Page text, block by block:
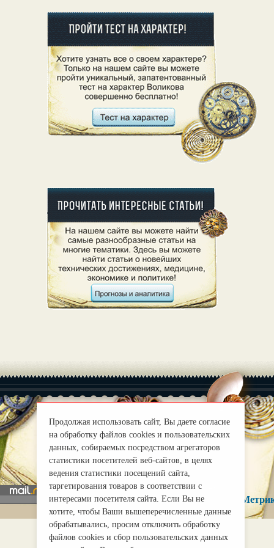
|
mirprognoz@mail.ru
Продолжая использовать сайт, Вы даете согласие
на обработку файлов cookies и пользовательских
данных, собираемых посредством агрегаторов
статистики посетителей веб-сайтов, в целях
ведения статистики посещений сайта,
таргетирования товаров в соответствии с
интересами посетителя сайта. Если Вы не
хотите, чтобы Ваши вышеперечисленные данные
обрабатывались, просим отключить обработку
файлов cookies и сбор пользовательских данных